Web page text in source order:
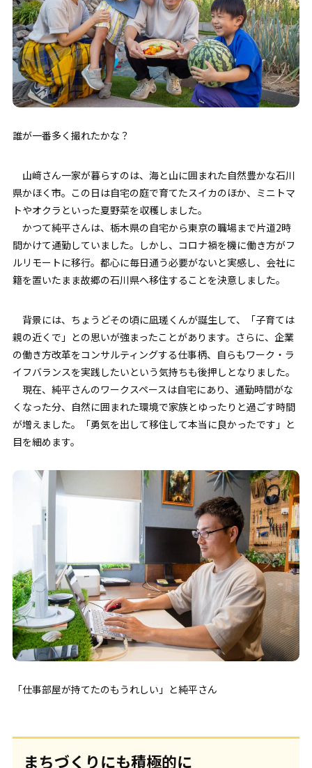
誰が一番多く撮れたかな？
山﨑さん一家が暮らすのは、海と山に囲まれた自然豊かな石川
県かほく市。この日は自宅の庭で育てたスイカのほか、ミニトマ
トやオクラといった夏野菜を収穫しました。
かつて純平さんは、栃木県の自宅から東京の職場まで片道2時
間かけて通勤していました。しかし、コロナ禍を機に働き方がフ
ルリモートに移行。都心に毎日通う必要がないと実感し、会社に
籍を置いたまま故郷の石川県へ移住することを決意しました。
背景には、ちょうどその頃に凪瑳くんが誕生して、「子育ては
親の近くで」との思いが強まったことがあります。さらに、企業
の働き方改革をコンサルティングする仕事柄、自らもワーク・ラ
イフバランスを実践したいという気持ちも後押しとなりました。
現在、純平さんのワークスペースは自宅にあり、通勤時間がな
くなった分、自然に囲まれた環境で家族とゆったりと過ごす時間
が増えました。「勇気を出して移住して本当に良かったです」と
目を細めます。
「仕事部屋が持てたのもうれしい」と純平さん
まちづくりにも積極的に